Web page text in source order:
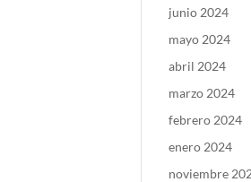
junio 2024
mayo 2024
abril 2024
marzo 2024
febrero 2024
enero 2024
noviembre